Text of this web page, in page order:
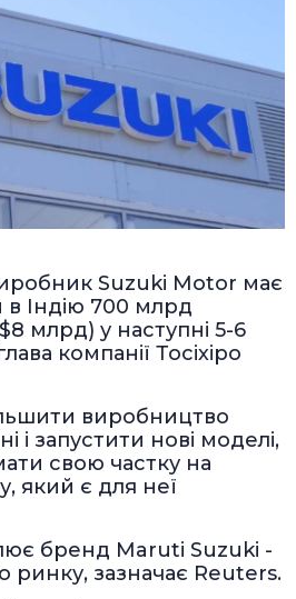
Suzuki Motor має
в Індію 700 млрд
млрд) у наступні 5-6
компанії Тосіхіро
виробництво
і запустити нові моделі,
свою частку на
який є для неї
бренд Maruti Suzuki -
ринку, зазначає Reuters.